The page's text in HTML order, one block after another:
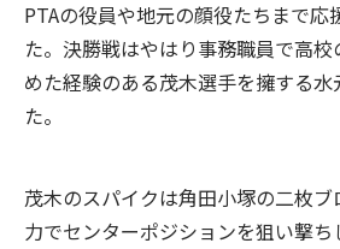
PTAの役員や地元の顔役たちまで応
た。決勝戦はやはり事務職員で高
めた経験のある茂木選手を擁する
た。
茂木のスパイクは角田小塚の二枚
力でセンターポジションを狙い撃